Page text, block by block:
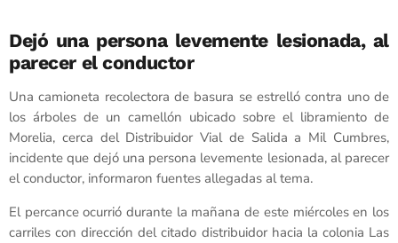
Dejó una persona levemente lesionada, al
parecer el conductor
Una camioneta recolectora de basura se estrelló contra uno de
los árboles de un camellón ubicado sobre el libramiento de
Morelia, cerca del Distribuidor Vial de Salida a Mil Cumbres,
incidente que dejó una persona levemente lesionada, al parecer
el conductor, informaron fuentes allegadas al tema.
El percance ocurrió durante la mañana de este miércoles en los
carriles con dirección del citado distribuidor hacia la colonia Las